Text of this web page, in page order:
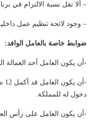
– ألا تقل نسبة الالتزام في
– وجود لائحة تنظيم عمل
ضوابط خاصة بالعامل الوافد:
-أن يكون العامل أحد العمالة
-
دخول له للمملكة.
-أن يكون العامل على رأس